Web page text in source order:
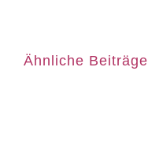
Ähnliche Beiträge